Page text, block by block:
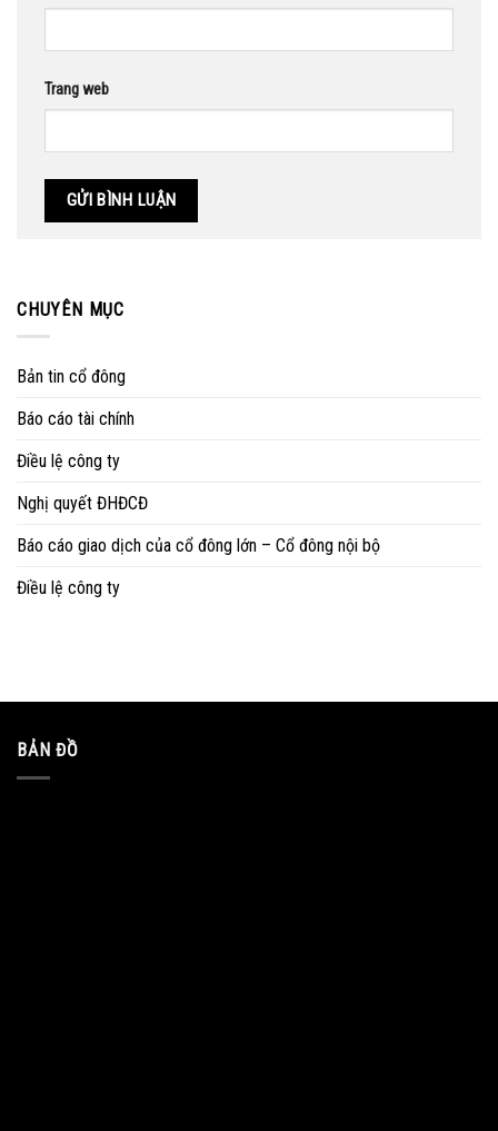
Trang web
CHUYÊN MỤC
Bản tin cổ đông
Báo cáo tài chính
Điều lệ công ty
Nghị quyết ĐHĐCĐ
Báo cáo giao dịch của cổ đông lớn – Cổ đông nội bộ
Điều lệ công ty
BẢN ĐỒ